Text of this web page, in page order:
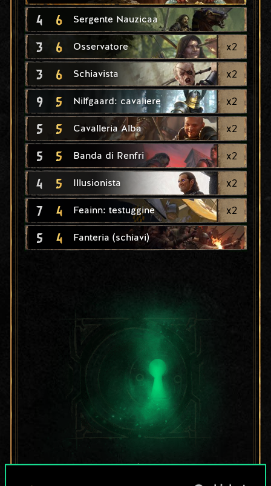
4 6 Sergente Nauzicaa
3 6 Osservatore x2
3 6 Schiavista x2
9 5 Nilfgaard: cavaliere x2
5 5 Cavalleria Alba x2
5 5 Banda di Renfri x2
4 5 Illusionista x2
7 4 Feainn: testuggine x2
5 4 Fanteria (schiavi)